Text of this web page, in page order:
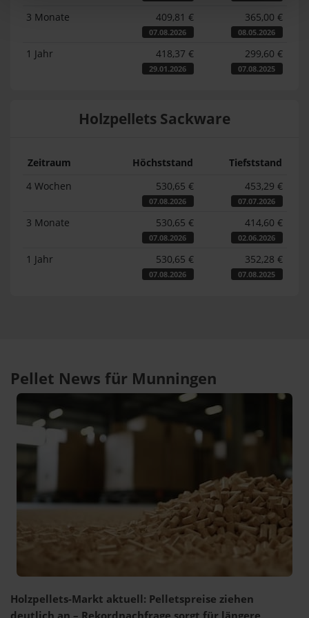
3 Monate 409,81 €
07.08.2026
365,00 €
08.05.2026
1 Jahr 418,37 €
29.01.2026
299,60 €
07.08.2025
Holzpellets Sackware
Zeitraum Höchststand
Tiefststand
4 Wochen
530,65 €
07.08.2026
453,29 €
07.07.2026
3 Monate 530,65 €
07.08.2026
414,60 €
02.06.2026
1 Jahr 530,65 €
07.08.2026
352,28 €
07.08.2025
Pellet News für Munningen
Holzpellets-Markt aktuell: Pelletspreise ziehen